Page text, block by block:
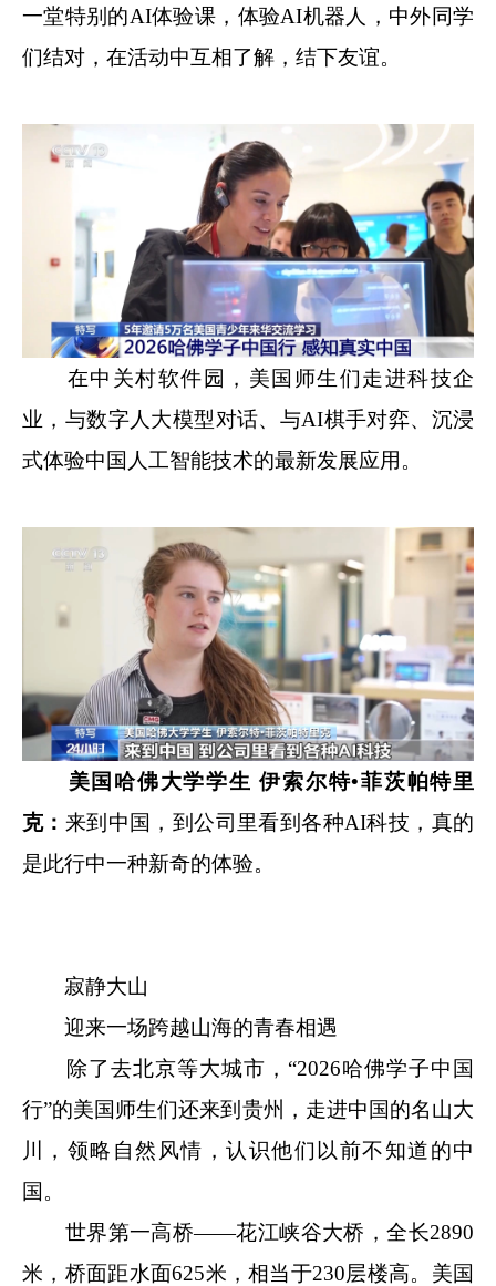
一堂特别的AI体验课，体验AI机器人，中外同学
们结对，在活动中互相了解，结下友谊。
在中关村软件园，美国师生们走进科技企
业，与数字人大模型对话、与AI棋手对弈、沉浸
式体验中国人工智能技术的最新发展应用。
美国哈佛大学学生 伊索尔特•菲茨帕特里
克： 来到中国，到公司里看到各种AI科技，真的
是此行中一种新奇的体验。
寂静大山
迎来一场跨越山海的青春相遇
除了去北京等大城市，“2026哈佛学子中国
行”的美国师生们还来到贵州，走进中国的名山大
川，领略自然风情，认识他们以前不知道的中
国。
世界第一高桥——花江峡谷大桥，全长2890
米，桥面距水面625米，相当于230层楼高。美国